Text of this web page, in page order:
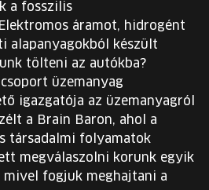
TANÁRREGISZTRÁCIÓ
EN
Change
language:
a fosszilis
áramot, hidrogént
alapanyagokból készült
tölteni az autókba?
üzemanyag
igazgatója az üzemanyagról
a Brain Baron, ahol a
társadalmi folyamatok
megválaszolni korunk egyik
mivel fogjuk meghajtani a